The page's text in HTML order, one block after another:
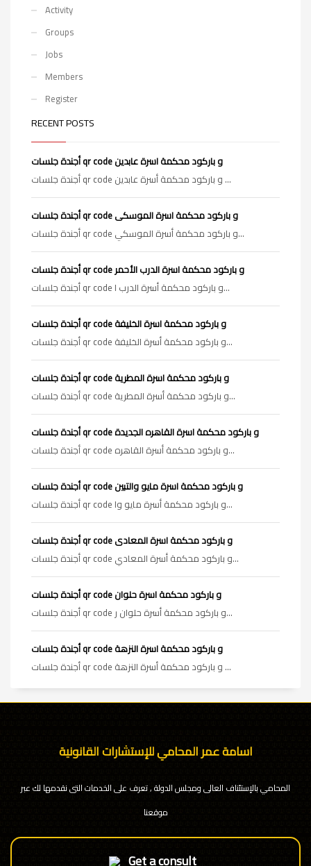
Activity
Groups
Jobs
Members
Register
RECENT POSTS
أجندة جلسات qr code و باركود محكمة اسرة عابدين
أجندة جلسات qr code و باركود محكمة أسرة عابدين ...
أجندة جلسات qr code و باركود محكمة اسرة الموسكى
أجندة جلسات qr code و باركود محكمة أسرة الموسكي...
أجندة جلسات qr code و باركود محكمة اسرة الدرب الأحمر
أجندة جلسات qr code و باركود محكمة أسرة الدرب ا...
أجندة جلسات qr code و باركود محكمة اسرة الخليفة
أجندة جلسات qr code و باركود محكمة أسرة الخليفة...
أجندة جلسات qr code و باركود محكمة اسرة المطرية
أجندة جلسات qr code و باركود محكمة أسرة المطرية...
أجندة جلسات qr code و باركود محكمة اسرة القاهره الجديدة
أجندة جلسات qr code و باركود محكمة أسرة القاهره...
أجندة جلسات qr code و باركود محكمة اسرة مايو والتبين
أجندة جلسات qr code و باركود محكمة أسرة مايو وا...
أجندة جلسات qr code و باركود محكمة اسرة المعادى
أجندة جلسات qr code و باركود محكمة أسرة المعادي...
أجندة جلسات qr code و باركود محكمة اسرة حلوان
أجندة جلسات qr code و باركود محكمة أسرة حلوان ر...
أجندة جلسات qr code و باركود محكمة اسرة النزهة
أجندة جلسات qr code و باركود محكمة أسرة النزهة ...
اسامة عمر المحامي للإستشارات القانونية
المحامي بالإستئناف العالى ومجلس الدولة , تعرف على الخدمات التى نقدمها لك عبر
موقعنا
Get a consult